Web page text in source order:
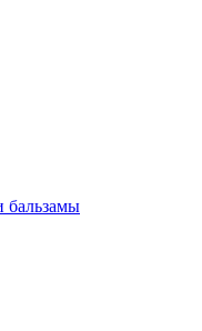
бальзамы